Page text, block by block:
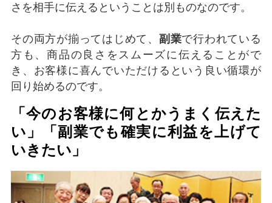
さを相手に伝えるということは別ものなのです。
その両方が揃ってはじめて、 副業で行われている
方も、商品の良さをスムーズに伝えることがで
き、お客様に喜んでいただけるという良い循環が
回り始めるのです。
「今のお客様に何とかうまく伝えた
い」「副業でも確実に利益を上げて
いきたい」